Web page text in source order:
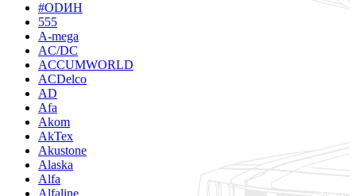
#ODИН
555
A-mega
AC/DC
ACCUMWORLD
ACDelco
AD
Afa
Akom
AkTex
Akustone
Alaska
Alfa